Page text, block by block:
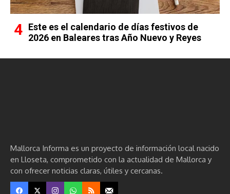
Este es el calendario de días festivos de
2026 en Baleares tras Año Nuevo y Reyes
Mallorca Informa es un proyecto de información local nacido
en Lloseta, comprometido con la actualidad de Mallorca y
con ofrecer noticias claras, útiles y cercanas.